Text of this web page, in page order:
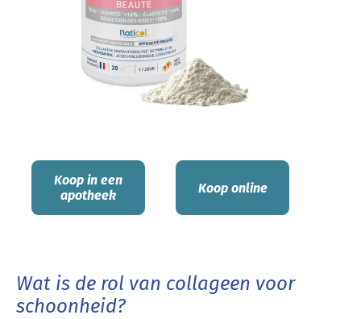
Koop in een
apotheek
Koop online
Wat is de rol van collageen voor
schoonheid?